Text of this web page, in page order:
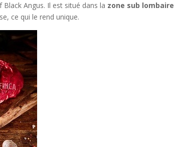
Black Angus. Il est situé dans la zone sub lombaire
ce qui le rend unique.